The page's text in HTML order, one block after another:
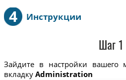
4 Инструкции
Шаг 1
Зайдите в настройки вашего
вкладку Administration